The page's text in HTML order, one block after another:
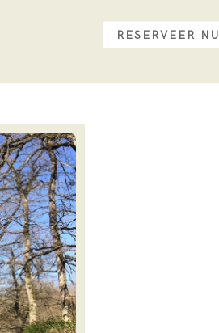
RESERVEER NU